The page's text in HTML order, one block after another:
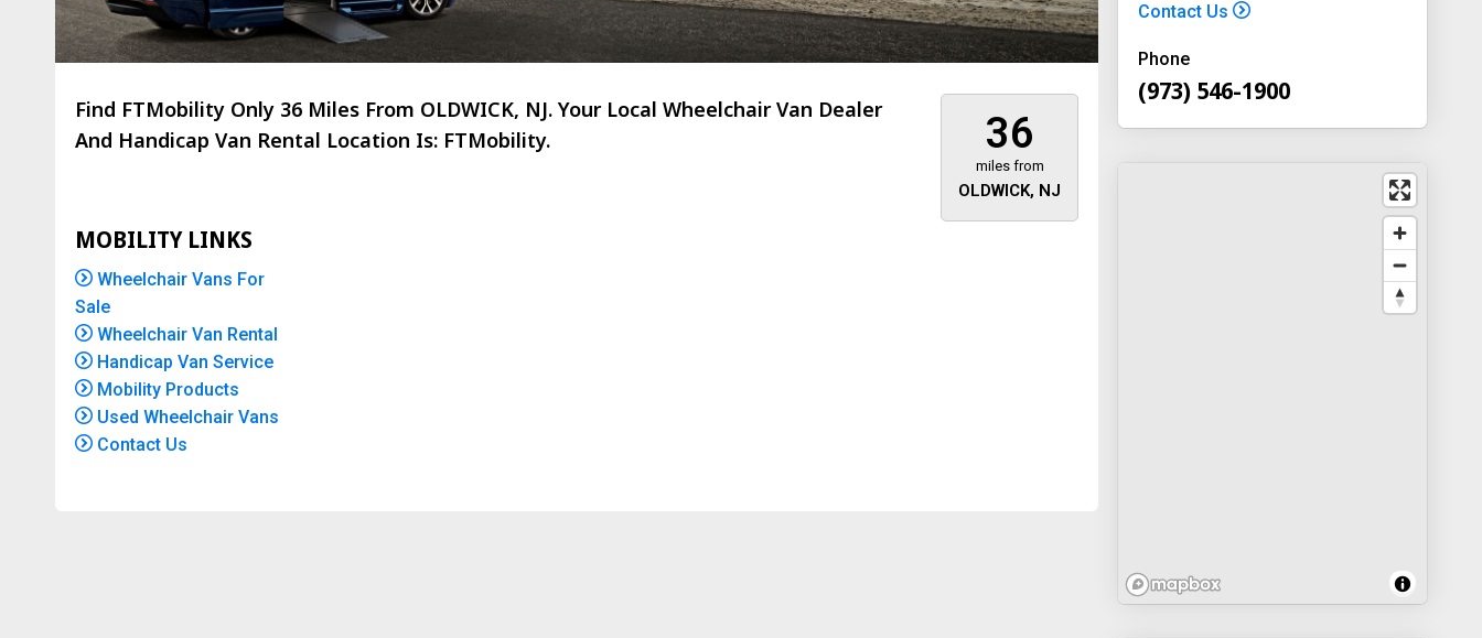
36
miles from
OLDWICK, NJ
Find FTMobility Only 36 Miles From OLDWICK, NJ. Your Local Wheelchair Van Dealer
And Handicap Van Rental Location Is: FTMobility.
MOBILITY LINKS
Wheelchair Vans For
Sale
Wheelchair Van Rental
Handicap Van Service
Mobility Products
Used Wheelchair Vans
Contact Us
Contact Us
Phone
(973) 546-1900
FTMobility
About 473 miles away